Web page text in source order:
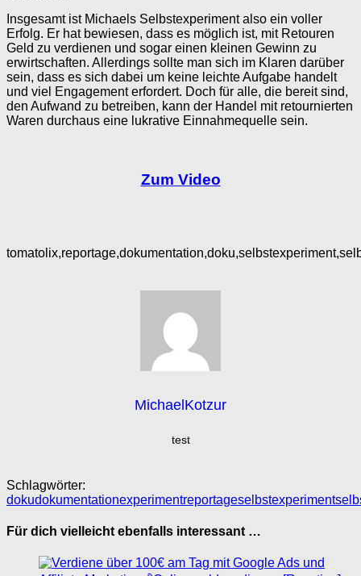
Insgesamt ist Michaels Selbstexperiment also ein voller
Erfolg. Er hat bewiesen, dass es möglich ist, mit Retouren
Geld zu verdienen und sogar einen kleinen Gewinn zu
erwirtschaften. Allerdings sollte man sich im Klaren darüber
sein, dass es sich dabei um keine leichte Aufgabe handelt
und viel Engagement erfordert. Doch für alle, die bereit sind,
den Aufwand zu betreiben, kann der Handel mit retournierten
Waren durchaus eine lukrative Einnahmequelle sein.
Zum Video
MichaelKotzur
test
Schlagwörter:
dokudokumentationexperimentreportageselbstexperiment
Für dich vielleicht ebenfalls interessant …